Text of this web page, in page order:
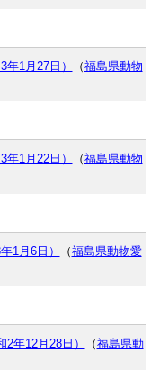
1月27日） （福島県動物
1月22日） （福島県動物
1月6日） （福島県動物愛
年12月28日） （福島県動